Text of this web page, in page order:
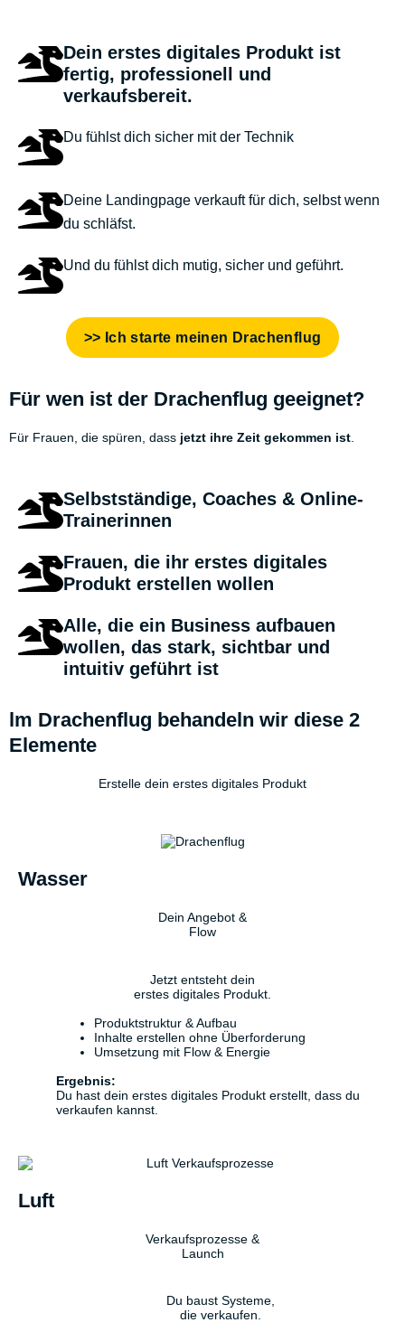
Dein erstes digitales Produkt ist
fertig, professionell und
verkaufsbereit.​
Du fühlst dich sicher mit der Technik
Deine Landingpage verkauft für dich, selbst wenn
du schläfst.
Und du fühlst dich mutig, sicher und geführt.
>> Ich starte meinen Drachenflug
Für wen ist der Drachenflug geeignet?
Für Frauen, die spüren, dass jetzt ihre Zeit gekommen ist
Selbstständige, Coaches & Online-
Trainerinnen
Frauen, die ihr erstes digitales
Produkt erstellen wollen
Alle, die ein Business aufbauen
wollen, das stark, sichtbar und
intuitiv geführt ist
lm Drachenflug behandeln wir diese 2
Elemente
Erstelle dein erstes digitales Produkt
Wasser
Dein Angebot &
Flow
Jetzt entsteht dein
erstes digitales Produkt.
Produktstruktur & Aufbau
Inhalte erstellen ohne Überforderung
Umsetzung mit Flow & Energie
Ergebnis:
Du hast dein erstes digitales Produkt erstellt, dass du
verkaufen kannst.
Luft
Verkaufsprozesse &
Launch
Du baust Systeme,
die verkaufen.